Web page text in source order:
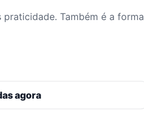
Também é a forma
agora